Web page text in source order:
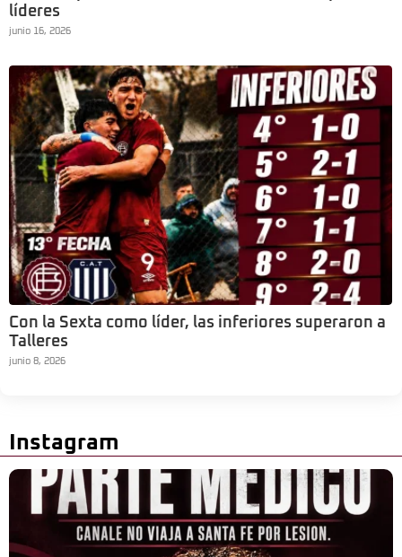
líderes
junio 16, 2026
Con la Sexta como líder, las inferiores superaron a
Talleres
junio 8, 2026
Instagram